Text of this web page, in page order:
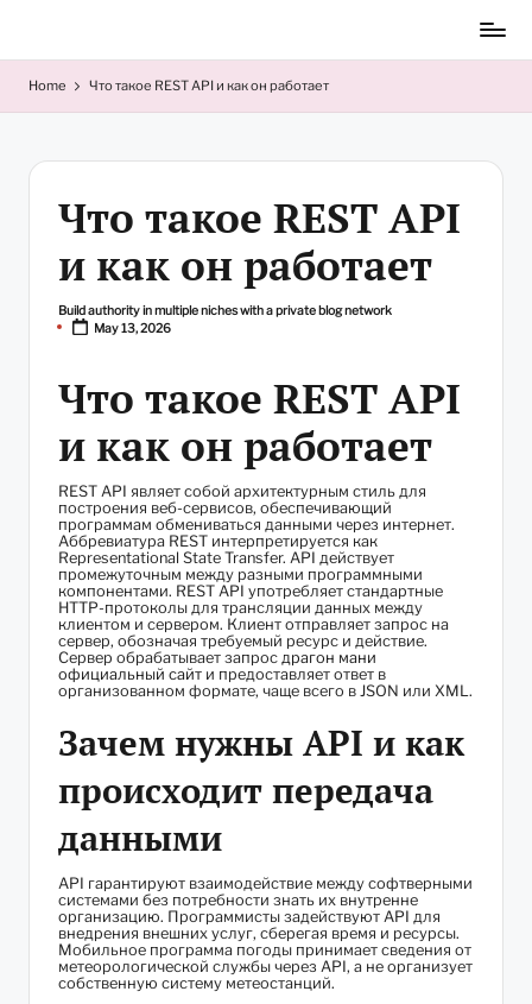
to
content
Home Что такое REST API и как он работает
Что такое REST API
и как он работает
Posted
by
Build authority in multiple niches with a private blog network
May 13, 2026
Что такое REST API
и как он работает
REST API являет собой архитектурным стиль для
построения веб-сервисов, обеспечивающий
программам обмениваться данными через интернет.
Аббревиатура REST интерпретируется как
Representational State Transfer. API действует
промежуточным между разными программными
компонентами. REST API употребляет стандартные
HTTP-протоколы для трансляции данных между
клиентом и сервером. Клиент отправляет запрос на
сервер, обозначая требуемый ресурс и действие.
Сервер обрабатывает запрос драгон мани
официальный сайт и предоставляет ответ в
организованном формате, чаще всего в JSON или XML.
Зачем нужны API и как
происходит передача
данными
API гарантируют взаимодействие между софтверными
системами без потребности знать их внутренне
организацию. Программисты задействуют API для
внедрения внешних услуг, сберегая время и ресурсы.
Мобильное программа погоды принимает сведения от
метеорологической службы через API, а не организует
собственную систему метеостанций.